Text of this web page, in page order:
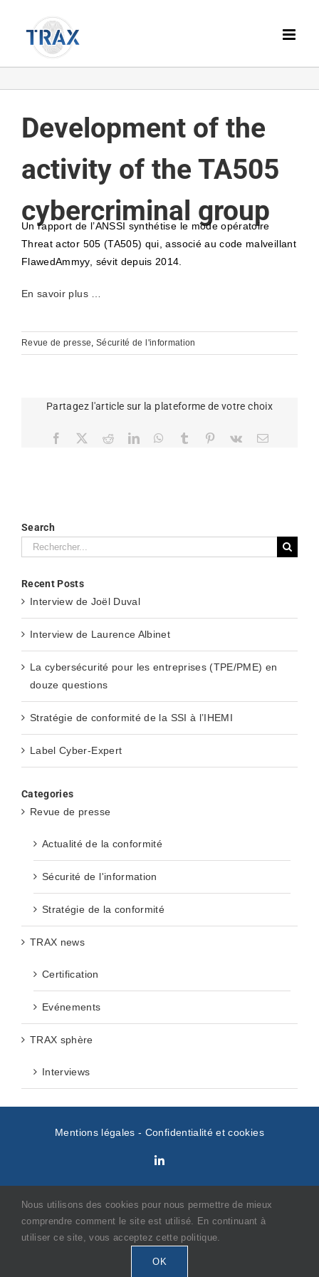
contenu
Development of the
activity of the TA505
cybercriminal group
Un rapport de l’ANSSI synthétise le mode opératoire
Threat actor 505 (TA505) qui, associé au code malveillant
FlawedAmmyy, sévit depuis 2014.
En savoir plus …
Revue de presse, Sécurité de l'information
Partagez l'article sur la plateforme de votre choix
Facebook RedditLinkedInWhatsApp
Tumblr Pinterest
Vk Email
Search
Rechercher:
Recent Posts
Interview de Joël Duval
Interview de Laurence Albinet
La cybersécurité pour les entreprises (TPE/PME) en
douze questions
Stratégie de conformité de la SSI à l’IHEMI
Label Cyber-Expert
Categories
Revue de presse
Actualité de la conformité
Sécurité de l'information
Stratégie de la conformité
TRAX news
Certification
Evénements
TRAX sphère
Interviews
Mentions légales - Confidentialité et cookies
Contact
Demandez un devis
Nous utilisons des cookies pour nous permettre de mieux
comprendre comment le site est utilisé. En continuant à
utiliser ce site, vous acceptez cette politique.
OK